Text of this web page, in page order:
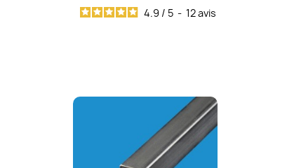
4.9 / 5 - 12avis